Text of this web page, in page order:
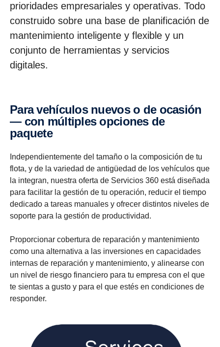
prioridades empresariales y operativas. Todo
construido sobre una base de planificación de
mantenimiento inteligente y flexible y un
conjunto de herramientas y servicios
digitales.
Para vehículos nuevos o de ocasión
— con múlti­ples opciones de
paquete
Independientemente del tamaño o la composición de tu
flota, y de la variedad de antigüedad de los vehículos que
la integran, nuestra oferta de Servicios 360 está diseñada
para facilitar la gestión de tu operación, reducir el tiempo
dedicado a tareas manuales y ofrecer distintos niveles de
soporte para la gestión de productividad.
Proporcionar cobertura de reparación y mantenimiento
como una alternativa a las inversiones en capacidades
internas de reparación y mantenimiento, y alinearse con
un nivel de riesgo financiero para tu empresa con el que
te sientas a gusto y para el que estés en condiciones de
responder.